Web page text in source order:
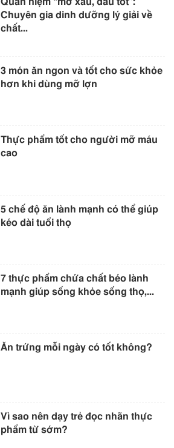
Chuyên gia dinh dưỡng lý giải về
chất...
3 món ăn ngon và tốt cho sức khỏe
hơn khi dùng mỡ lợn
Thực phẩm tốt cho người mỡ máu
cao
5 chế độ ăn lành mạnh có thể giúp
kéo dài tuổi thọ
7 thực phẩm chứa chất béo lành
mạnh giúp sống khỏe sống thọ,...
Ăn trứng mỗi ngày có tốt không?
Vì sao nên dạy trẻ đọc nhãn thực
phẩm từ sớm?